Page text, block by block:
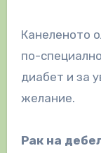
Канеленото
по-
диабет и за
желание.
Рак на